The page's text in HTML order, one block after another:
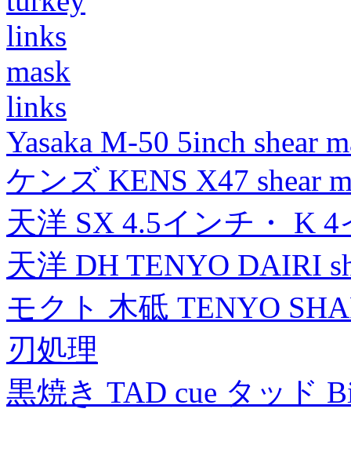
links
mask
links
Yasaka M-50 5inch shear
ケンズ KENS X47 shear
天洋 SX 4.5インチ・ K
天洋 DH TENYO DAIRI
モクト 木砥 TENYO
刃処理
黒焼き TAD cue タッド